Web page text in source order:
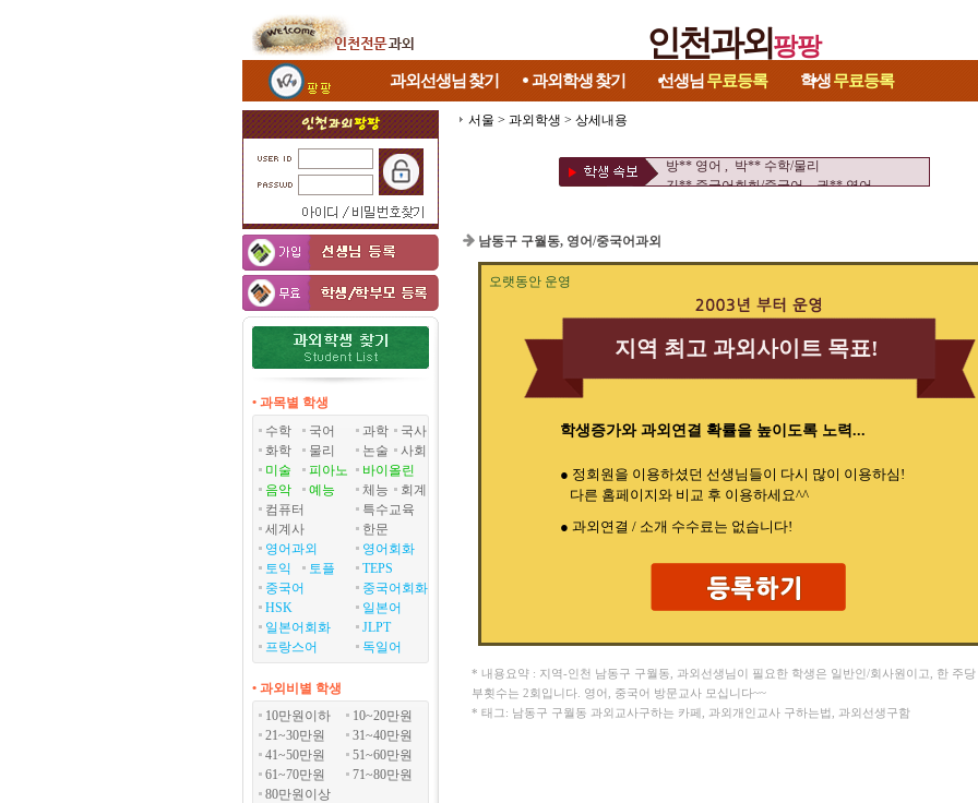
인천과외팡팡
과외선생님 찾기 과외학생찾기 선생님 무료등록 학생무료등록
• 과목별 학생
수학
국어 과학
국사
화학
물리 논술
사회
미술
피아노
바이올린
음악
예능 체능
회계
컴퓨터
특수교육
세계사
한문
영어과외
영어회화
토익
토플
TEPS
중국어
중국어회화
HSK
일본어
일본어회화
JLPT
프랑스어
독일어
• 과외비별 학생
10만원이하
10~20만원
21~30만원
31~40만원
41~50만원
51~60만원
61~70만원
71~80만원
80만원이상
서울 > 과외학생 > 상세내용
방** 영어 , 박** 수학/물리
김** 중국어회화/중국어 , 권** 영어
황** 영어 , 류** 영어/토익
권** 수학 , 차** 수학
김** 영어/수학 , 우** 수학/과학
방** 영어 , 박** 수학/물리
김** 중국어회화/중국어 , 권** 영어
김** 수학/과학 , 이** 수학
황** 영어 , 류** 영어/토익
남동구 구월동, 영어/중국어과외
오랫동안 운영
지역 최고 과외사이트 목표!
학생증가와 과외연결 확률을 높이도록 노력...
● 정회원을 이용하셨던 선생님들이 다시 많이 이용하심!
다른 홈페이지와 비교 후 이용하세요^^
● 과외연결 / 소개 수수료는 없습니다!
* 내용요약 : 지역-인천 남동구 구월동, 과외선생님이 필요한 학생은 일반인/회사원이고, 한 주
부횟수는 2회입니다. 영어, 중국어 방문교사 모십니다~~
* 태그: 남동구 구월동 과외교사구하는 카페, 과외개인교사 구하는법, 과외선생구함